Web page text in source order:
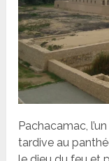
Pachacamac,
tardive au